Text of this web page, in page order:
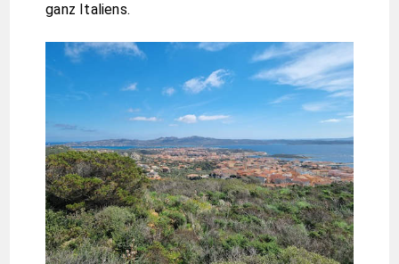
ganz Italiens.